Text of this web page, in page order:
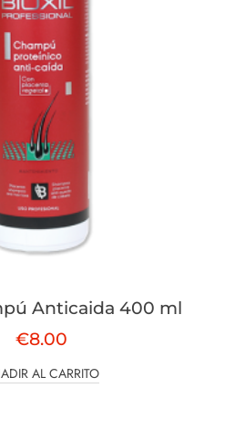
Anticaida 400 ml
€8.00
AL CARRITO